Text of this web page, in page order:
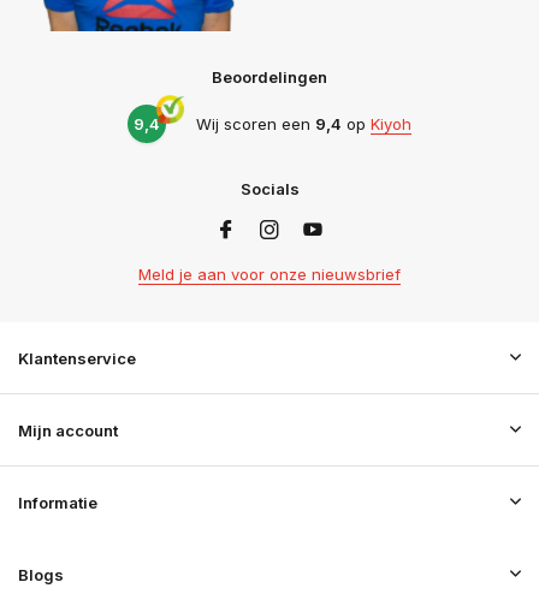
Beoordelingen
9,4 Wij scoren een 9,4 op Kiyoh
Socials
Meld je aan voor onze nieuwsbrief
Klantenservice
Mijn account
Informatie
Blogs